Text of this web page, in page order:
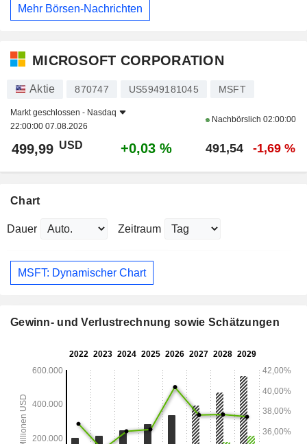
Mehr Börsen-Nachrichten
MICROSOFT CORPORATION
Aktie 870747 US5949181045 MSFT
Markt geschlossen - Nasdaq
22:00:00 07.08.2026
Nachbörslich 02:00:00
499,99 USD +0,03 % 491,54 -1,69 %
Chart
Dauer Zeitraum
MSFT: Dynamischer Chart
Gewinn- und Verlustrechnung sowie Schätzungen